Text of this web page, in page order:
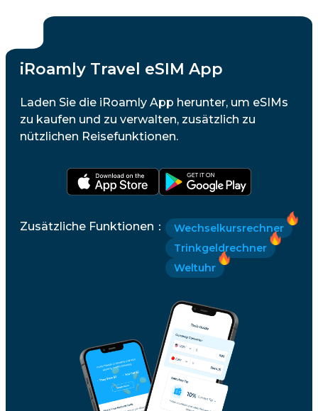
iRoamly Travel eSIM App
Laden Sie die iRoamly App herunter, um eSIMs
zu kaufen und zu verwalten, zusätzlich zu
nützlichen Reisefunktionen.
Zusätzliche Funktionen ：
Wechselkursrechner
Trinkgeldrechner
Weltuhr